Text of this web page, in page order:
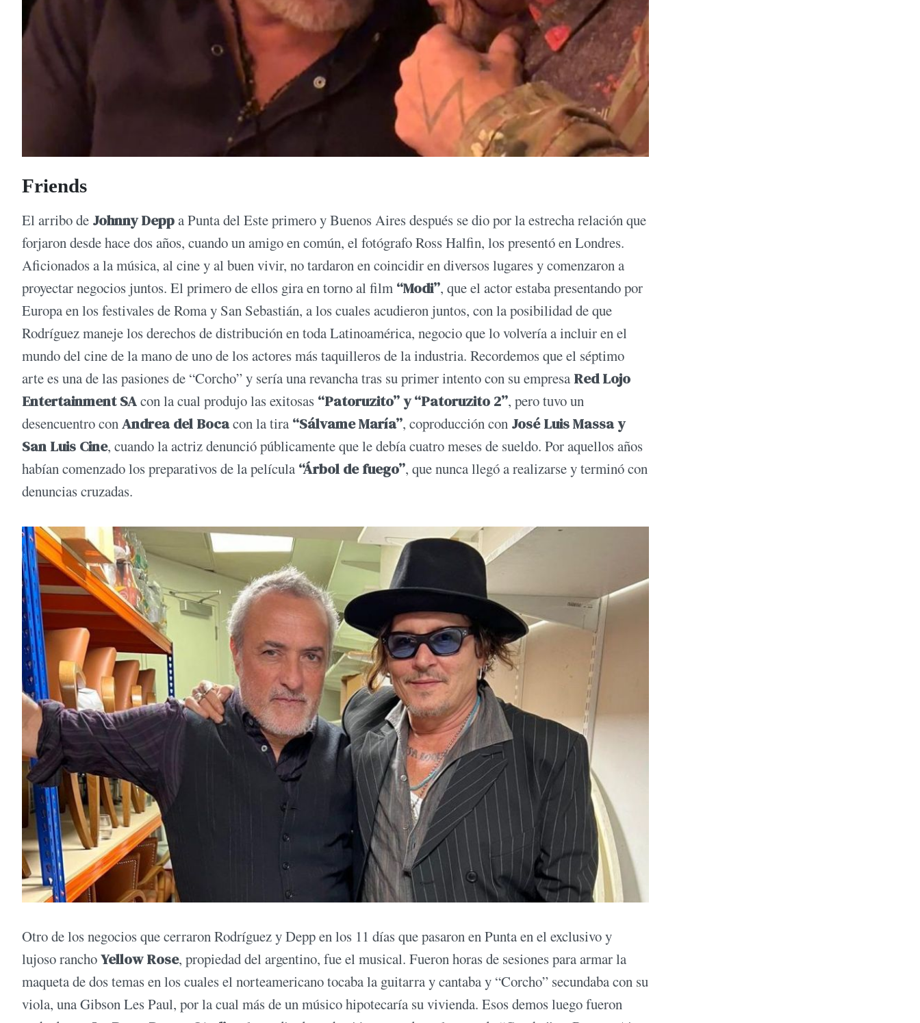
Friends
El arribo de Johnny Deppa Punta del Este primero y Buenos Aires después se dio por la estrecha relación que
forjaron desde hace dos años, cuando un amigo en común, el fotógrafo Ross Halfin, los presentó en Londres.
Aficionados a la música, al cine y al buen vivir, no tardaron en coincidir en diversos lugares y comenzaron a
proyectar negocios juntos. El primero de ellos gira en torno al film “Modi”, que el actor estaba presentando por
Europa en los festivales de Roma y San Sebastián, a los cuales acudieron juntos, con la posibilidad de que
Rodríguez maneje los derechos de distribución en toda Latinoamérica, negocio que lo volvería a incluir en el
mundo del cine de la mano de uno de los actores más taquilleros de la industria. Recordemos que el séptimo
arte es una de las pasiones de “Corcho” y sería una revancha tras su primer intento con su empresa Red Lojo
Entertainment SAcon la cual produjo las exitosas “Patoruzito” y “Patoruzito 2”, pero tuvo un
desencuentro conAndrea del Bocacon la tira “Sálvame María”, coproducción con José Luis Massa y
San Luis Cine, cuando la actriz denunció públicamente que le debía cuatro meses de sueldo. Por aquellos años
habían comenzado los preparativos de la película “Árbol de fuego”, que nunca llegó a realizarse y terminó con
denuncias cruzadas.
Otro de los negocios que cerraron Rodríguez y Depp en los 11 días que pasaron en Punta en el exclusivo y
lujoso ranchoYellow Rose, propiedad del argentino, fue el musical. Fueron horas de sesiones para armar la
maqueta de dos temas en los cuales el norteamericano tocaba la guitarra y cantaba y “Corcho” secundaba con su
viola, una Gibson Les Paul, por la cual más de un músico hipotecaría su vivienda. Esos demos luego fueron